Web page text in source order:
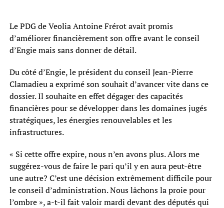
Le PDG de Veolia Antoine Frérot avait promis
d’améliorer financièrement son offre avant le conseil
d’Engie mais sans donner de détail.
Du côté d’Engie, le président du conseil Jean-Pierre
Clamadieu a exprimé son souhait d’avancer vite dans ce
dossier. Il souhaite en effet dégager des capacités
financières pour se développer dans les domaines jugés
stratégiques, les énergies renouvelables et les
infrastructures.
« Si cette offre expire, nous n’en avons plus. Alors me
suggérez-vous de faire le pari qu’il y en aura peut-être
une autre? C’est une décision extrêmement difficile pour
le conseil d’administration. Nous lâchons la proie pour
l’ombre », a-t-il fait valoir mardi devant des députés qui